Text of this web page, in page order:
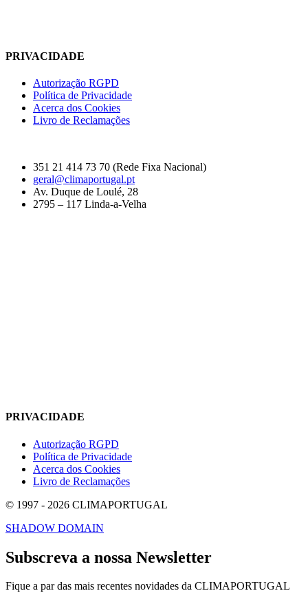
PRIVACIDADE
Autorização RGPD
Política de Privacidade
Acerca dos Cookies
Livro de Reclamações
351 21 414 73 70 (Rede Fixa Nacional)
geral@climaportugal.pt
Av. Duque de Loulé, 28
2795 – 117 Linda-a-Velha
PRIVACIDADE
Autorização RGPD
Política de Privacidade
Acerca dos Cookies
Livro de Reclamações
© 1997 - 2026 CLIMAPORTUGAL
SHADOW DOMAIN
Subscreva a nossa Newsletter
Fique a par das mais recentes novidades da CLIMAPORTUGAL